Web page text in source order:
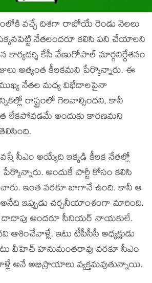
వ‌చ్చే దిశ‌గా రాబోయే రెండు నెల‌లు
నేత‌లంద‌రూ క‌లిసి ప‌ని చేయాల‌ని
కేసీ వేణుగోపాల్ మార్గ‌నిర్దేశ‌నం
అత్యంత కీల‌క‌మ‌ని పేర్కొన్నారు. ఈ
నేత‌ల మ‌ధ్య విభేదాల‌పైనా
రాష్ట్రంలో గెల‌వాల్సింద‌ని, కానీ
లేక‌పోవ‌డ‌మే అందుకు కార‌ణ‌మ‌ని
సీఎం అయ్యేది ఇక్క‌డి కీల‌క నేత‌ల్లో
అందుకే పార్టీ కోసం క‌లిసి
ఇంత వ‌ర‌కూ బాగానే ఉంది. కానీ ఆ
అనేది ఇప్పుడు చ‌ర్చ‌నీయాంశంగా మారింది.
దాదాపు అంద‌రూ సీనియ‌ర్ నాయ‌కులే.
ఆశించేవాళ్లే. ఇటు టీపీసీసీ అధ్య‌క్షుడు
వీహెచ్ హ‌నుమంత‌రావు వ‌ర‌కూ సీఎం
అనే అభిప్రాయాలు వ్య‌క్త‌మ‌వుతున్నాయి.